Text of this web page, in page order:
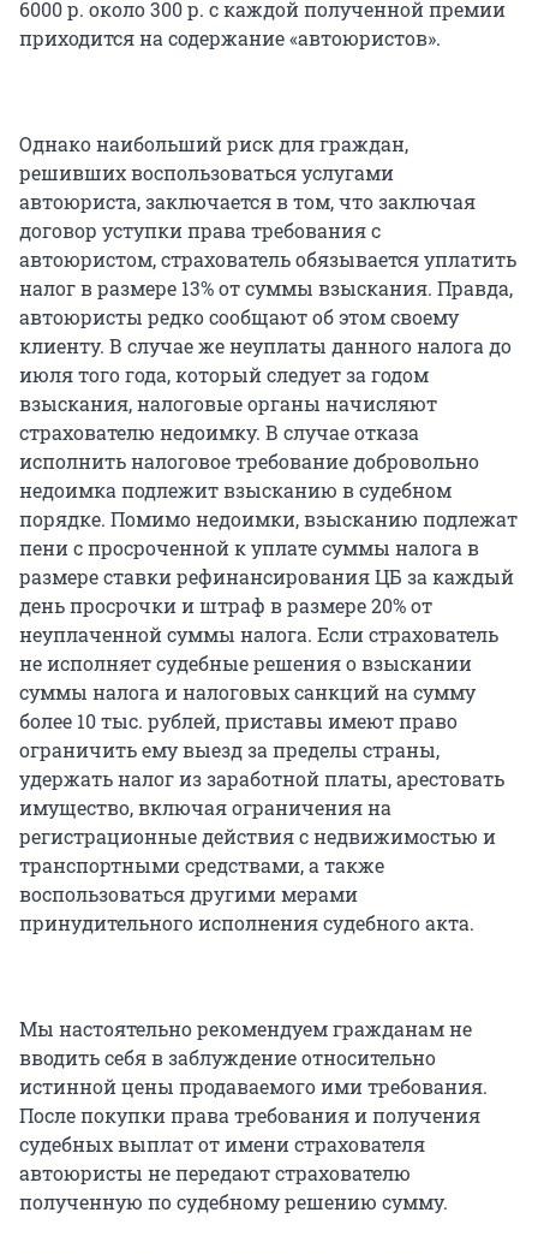
6000 р. около 300 р. с каждой полученной премии
приходится на содержание «автоюристов».
Однако наибольший риск для граждан,
решивших воспользоваться услугами
автоюриста, заключается в том, что заключая
договор уступки права требования с
автоюристом, страхователь обязывается уплатить
налог в размере 13% от суммы взыскания. Правда,
автоюристы редко сообщают об этом своему
клиенту. В случае же неуплаты данного налога до
июля того года, который следует за годом
взыскания, налоговые органы начисляют
страхователю недоимку. В случае отказа
исполнить налоговое требование добровольно
недоимка подлежит взысканию в судебном
порядке. Помимо недоимки, взысканию подлежат
пени с просроченной к уплате суммы налога в
размере ставки рефинансирования ЦБ за каждый
день просрочки и штраф в размере 20% от
неуплаченной суммы налога. Если страхователь
не исполняет судебные решения о взыскании
суммы налога и налоговых санкций на сумму
более 10 тыс. рублей, приставы имеют право
ограничить ему выезд за пределы страны,
удержать налог из заработной платы, арестовать
имущество, включая ограничения на
регистрационные действия с недвижимостью и
транспортными средствами, а также
воспользоваться другими мерами
принудительного исполнения судебного акта.
Мы настоятельно рекомендуем гражданам не
вводить себя в заблуждение относительно
истинной цены продаваемого ими требования.
После покупки права требования и получения
судебных выплат от имени страхователя
автоюристы не передают страхователю
полученную по судебному решению сумму.